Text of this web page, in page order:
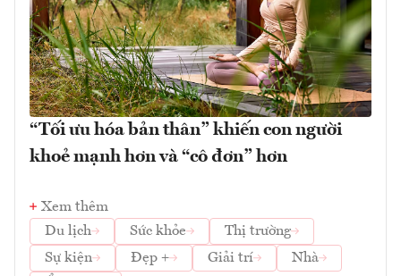
“Tối ưu hóa bản thân” khiến con người
khoẻ mạnh hơn và “cô đơn” hơn
Xem thêm
Du lịch
Sức khỏe
Thị trường
Sự kiện
Đẹp + Giải trí
Nhà